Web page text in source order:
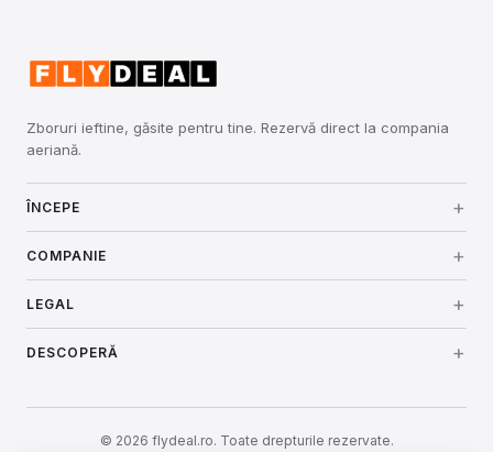
Zboruri ieftine, găsite pentru tine. Rezervă direct la compania
aeriană.
ÎNCEPE
Conectare
Prețuri
Cum funcționează
COMPANIE
Despre noi
Securitate
Contact
LEGAL
Termeni și condiții
Politica de confidențialitate
DESCOPERĂ
© 2026 flydeal.ro. Toate drepturile rezervate.